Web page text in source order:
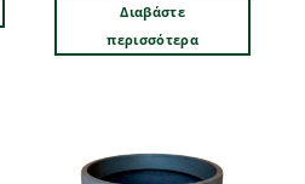
Διαβάστε
περισσότερα